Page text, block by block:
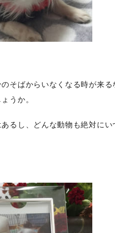
そばからいなくなる時が来
うか。
るし、どんな動物も絶対に